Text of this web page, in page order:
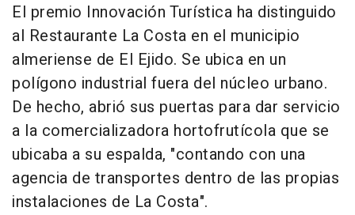
El premio Innovación Turística ha distinguido
al Restaurante La Costa en el municipio
almeriense de El Ejido. Se ubica en un
polígono industrial fuera del núcleo urbano.
De hecho, abrió sus puertas para dar servicio
a la comercializadora hortofrutícola que se
ubicaba a su espalda, "contando con una
agencia de transportes dentro de las propias
instalaciones de La Costa".